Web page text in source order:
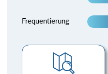
Frequentierung